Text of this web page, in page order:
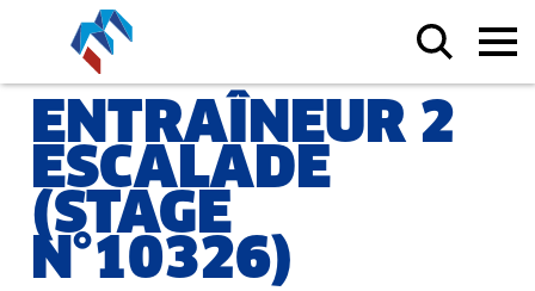
ENTRAÎNEUR 2
ESCALADE
(STAGE
N°10326)